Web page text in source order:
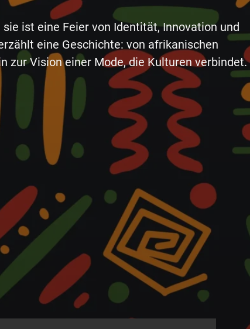
ist eine Feier von Identität, Innovation und
eine Geschichte: von afrikanischen
zur Vision einer Mode, die Kulturen verbindet.